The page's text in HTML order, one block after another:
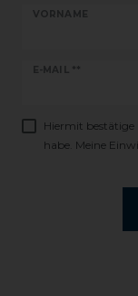
VORNAME
E-MAIL **
Newsletter
Hiermit bestätige
habe. Meine